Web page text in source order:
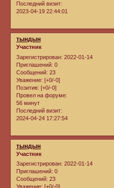
Последний визит:
2023-04-19 22:44:01
тындын
Участник
Зарегистрирован: 2022-01-14
Приглашений: 0
Сообщений: 23
Уважение: [+0/-0]
Позитив: [+0/-0]
Провел на форуме:
56 минут
Последний визит:
2024-04-24 17:27:54
тындын
Участник
Зарегистрирован: 2022-01-14
Приглашений: 0
Сообщений: 23
Уважение: [+0/-0]